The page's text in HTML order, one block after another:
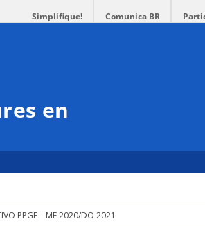
Simplifique! Comunica BR
en
PPGE – ME 2020/DO 2021